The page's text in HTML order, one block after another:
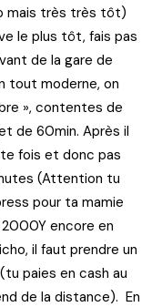
mais très très tôt)
le plus tôt, fais pas
de la gare de
tout moderne, on
», contentes de
de 60min. Après il
fois et donc pas
(Attention tu
pour ta mamie
encore en
il faut prendre un
paies en cash au
de la distance). En